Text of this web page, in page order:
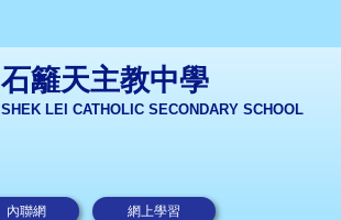
石籬天主教中學
SHEK LEI CATHOLIC SECONDARY SCHOOL
內聯網 網上學習